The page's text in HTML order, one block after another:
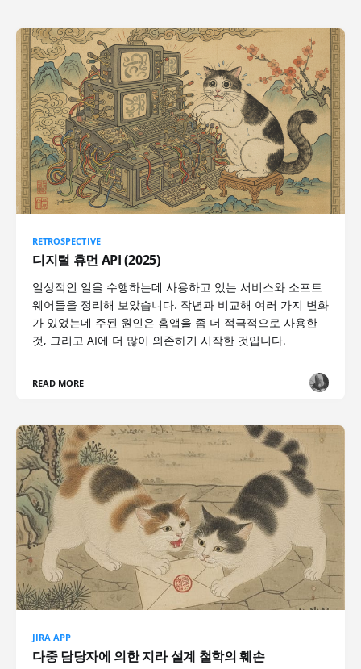
RETROSPECTIVE
디지털 휴먼 API (2025)
일상적인 일을 수행하는데 사용하고 있는 서비스와 소프트
웨어들을 정리해 보았습니다. 작년과 비교해 여러 가지 변화
가 있었는데 주된 원인은 홈앱을 좀 더 적극적으로 사용한
것, 그리고 AI에 더 많이 의존하기 시작한 것입니다.
READ MORE
JIRA APP
다중 담당자에 의한 지라 설계 철학의 훼손